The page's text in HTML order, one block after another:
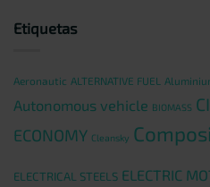
Etiquetas
Aeronautic ALTERNATIVE FUEL
Autonomous vehicle BIOMASS
ECONOMY Cleansky
ELECTRICAL STEELS ELECTRIC